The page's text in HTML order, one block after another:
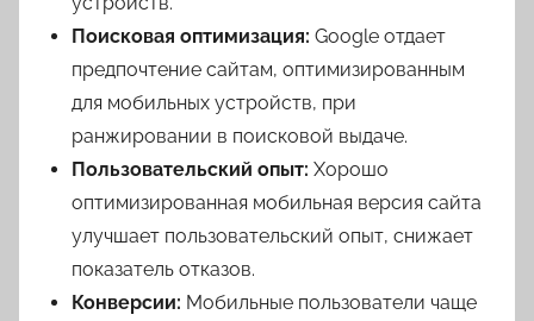
Поисковая оптимизация: Google отдает
предпочтение сайтам, оптимизированным
для мобильных устройств, при
ранжировании в поисковой выдаче.
Пользовательский опыт: Хорошо
оптимизированная мобильная версия сайта
улучшает пользовательский опыт, снижает
показатель отказов.
Конверсии: Мобильные пользователи чаще